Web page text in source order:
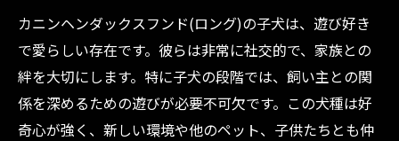
カニンヘンダックスフンド(ロング)の子犬は、遊び好き
で愛らしい存在です。彼らは非常に社交的で、家族との
絆を大切にします。特に子犬の段階では、飼い主との関
係を深めるための遊びが必要不可欠です。この犬種は好
奇心が強く、新しい環境や他のペット、子供たちとも仲